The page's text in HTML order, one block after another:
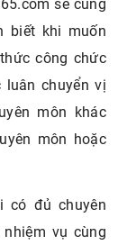
sẽ cung
biết khi muốn
công chức
chuyển vị
môn khác
môn hoặc
có đủ chuyên
vụ cùng